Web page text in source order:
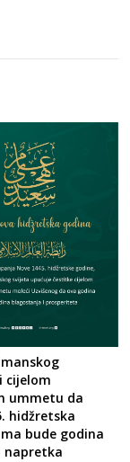
cijelom
ummetu da
hidžretska
bude godina
napretka